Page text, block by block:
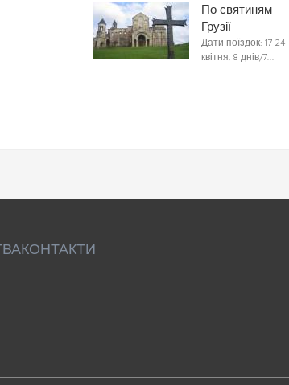
По святиням
Грузії
Дати поїздок: 17-24
квітня, 8 днів/7…
КОНТАКТИ